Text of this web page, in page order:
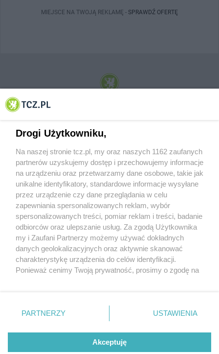
MIEJSCE NA TWOJĄ REKLAMĘ - SPRAWDŹ OFERTĘ
© 2001-2026 Tczew - TCZ.PL Sp. z o.o. Internetowy Serwis Informacyjny Miasta
O FIRMIE POLITYKA PRYWATNOŚCI HOSTING
REKLAMA WSPÓŁPRACA RSS FACEBOOK KONTAKT
Nasze serwisy
Aktualności
Tcz24
Historia miasta
Muzyka i kultura
Archiwum wydarzeń
Zdjęcia miasta
Drogi Użytkowniku,
Na naszej stronie tcz.pl, my oraz naszych 1162 zaufanych
partnerów uzyskujemy dostęp i przechowujemy informacje
na urządzeniu oraz przetwarzamy dane osobowe, takie jak
unikalne identyfikatory, standardowe informacje wysyłane
przez urządzenie czy dane przeglądania w celu
zapewniania spersonalizowanych reklam, wybór
spersonalizowanych treści, pomiar reklam i treści, badanie
odbiorców oraz ulepszanie usług. Za zgodą Użytkownika
my i Zaufani Partnerzy możemy używać dokładnych
danych geolokalizacyjnych oraz aktywnie skanować
charakterystykę urządzenia do celów identyfikacji.
Ponieważ cenimy Twoją prywatność, prosimy o zgodę na
znajdujący się w lewym dolnym rogu strony
. Niektóre
przetwarzaniu. Preferencje będą miały zastosowania tylko
PARTNERZY USTAWIENIA
Akceptuję